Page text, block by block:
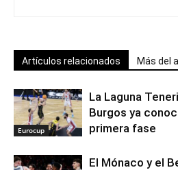
Artículos relacionados Más del
Eurocup
La Laguna
Burgos ya
primera fase
El Mónaco y el